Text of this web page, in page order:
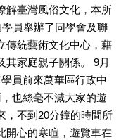
解臺灣風俗文化，本所
員舉辦了同學會及聯
傳統藝術文化中心，藉
其家庭親子關係。 9月
員前來萬華區行政中
也絲毫不減大家的遊
，不到20分鐘的時間所
開心的寒暄，遊覽車在